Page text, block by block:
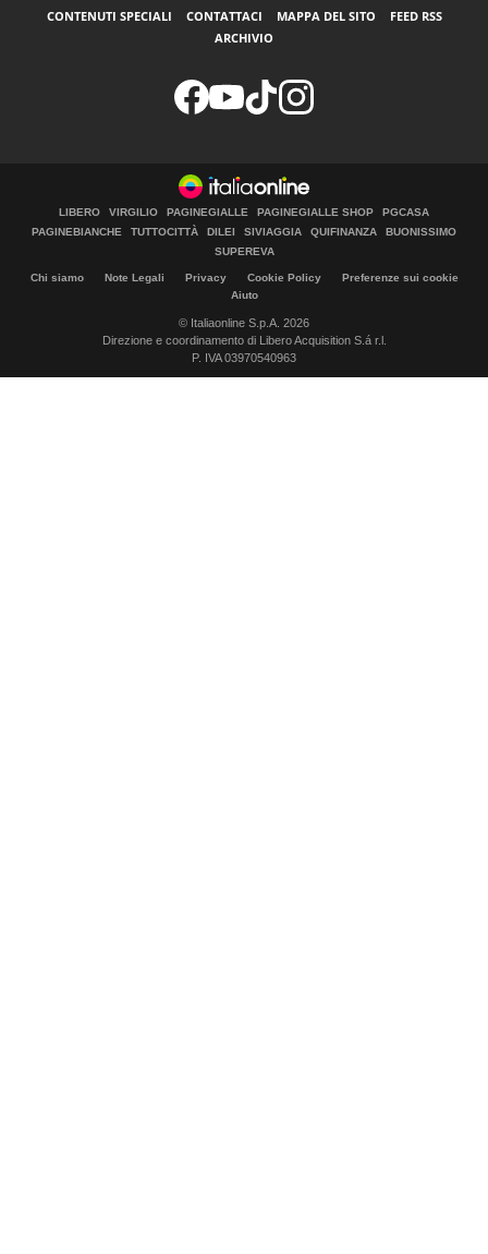
CONTENUTI SPECIALI CONTATTACI MAPPA DEL SITO
FEED RSS
ARCHIVIO
LIBERO VIRGILIO PAGINEGIALLE PAGINEGIALLE SHOP
PGCASA
PAGINEBIANCHE
TUTTOCITTÀ DILEI SIVIAGGIA QUIFINANZA
BUONISSIMO
SUPEREVA
Chi siamo Note Legali Privacy Cookie Policy
Preferenze sui cookie
Aiuto
© Italiaonline S.p.A. 2026
Direzione e coordinamento di Libero Acquisition S.á r.l.
P. IVA 03970540963